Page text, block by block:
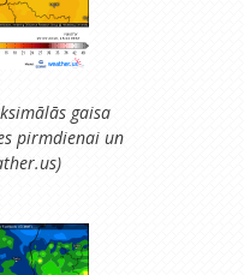
gaisa
pirmdienai un